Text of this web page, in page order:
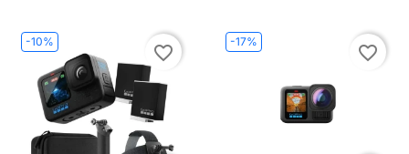
-10%
favorite_border
-17%
favorite_border